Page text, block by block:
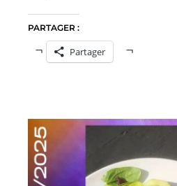
PARTAGER :
Partager